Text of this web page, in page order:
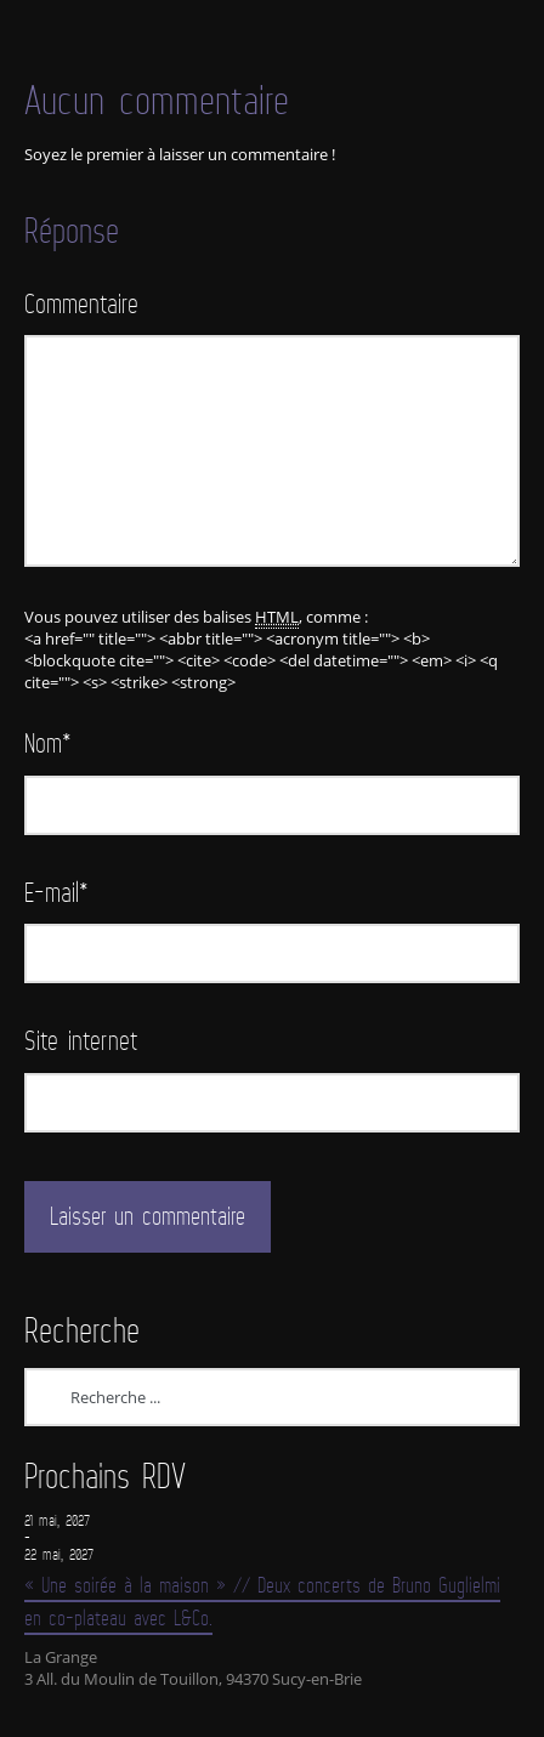
Aucun commentaire
Soyez le premier à laisser un commentaire !
Réponse
Commentaire
Vous pouvez utiliser des balises HTML, comme :
<a href="" title=""> <abbr title=""> <acronym title=""> <b>
<blockquote cite=""> <cite> <code> <del datetime=""> <em> <i> <q
cite=""> <s> <strike> <strong>
Nom*
E-mail*
Site internet
Recherche
Prochains RDV
21 mai, 2027
-
22 mai, 2027
« Une soirée à la maison » // Deux concerts de Bruno Guglielmi
en co-plateau avec L&Co.
La Grange
3 All. du Moulin de Touillon, 94370 Sucy-en-Brie